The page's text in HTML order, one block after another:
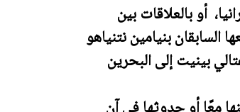
أو بالعلاقات بين
السابقان بنيامين نتنياهو
بينيت إلى البحرين